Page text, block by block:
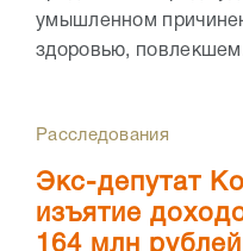
умышленном
здоровью,
Расследования
Экс-депутат
изъятие
164 млн рублей